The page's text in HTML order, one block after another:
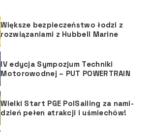
Większe bezpieczeństwo łodzi z
rozwiązaniami z Hubbell Marine
IV edycja Sympozjum Techniki
Motorowodnej – PUT POWERTRAIN
Wielki Start PGE PolSailing za nami-
dzień pełen atrakcji i uśmiechów!